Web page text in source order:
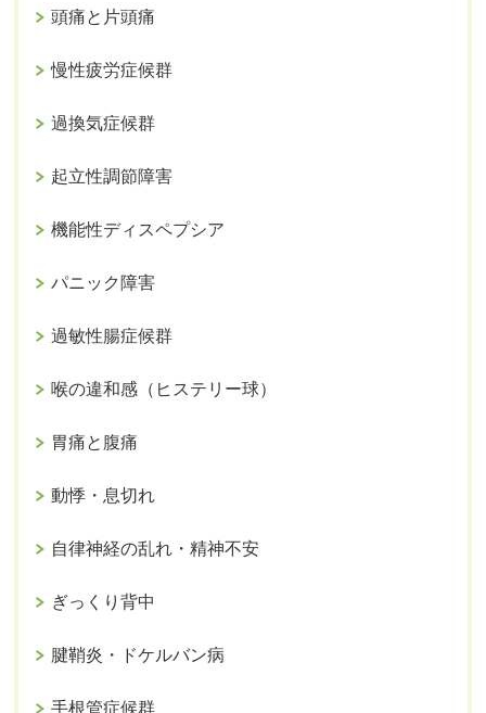
頭痛と片頭痛
慢性疲労症候群
過換気症候群
起立性調節障害
機能性ディスペプシア
パニック障害
過敏性腸症候群
喉の違和感（ヒステリー球）
胃痛と腹痛
動悸・息切れ
自律神経の乱れ・精神不安
ぎっくり背中
腱鞘炎・ドケルバン病
手根管症候群